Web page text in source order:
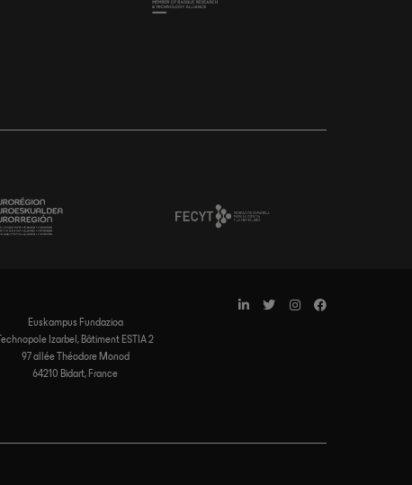
Euskampus Fundazioa
Technopole Izarbel, Bâtiment ESTIA 2
97 allée Théodore Monod
64210 Bidart, France